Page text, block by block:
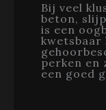
Bij veel
beton,
is een
kwetsbaar
perken en
een goed